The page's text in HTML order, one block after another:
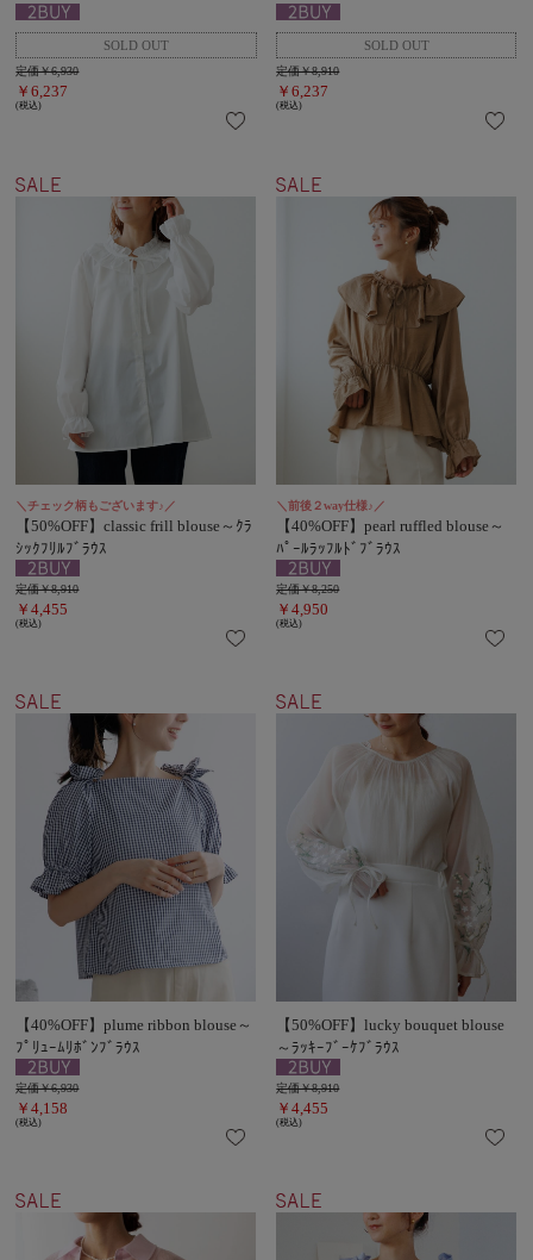
定価￥6,930
￥6,237
(税込)
定価￥8,910
￥6,237
(税込)
＼チェック柄もございます♪／
【50%OFF】classic frill blouse～ｸﾗ
ｼｯｸﾌﾘﾙﾌﾞﾗｳｽ
定価￥8,910
￥4,455
(税込)
＼前後２way仕様♪／
【40%OFF】pearl ruffled blouse～
ﾊﾟｰﾙﾗｯﾌﾙﾄﾞﾌﾞﾗｳｽ
定価￥8,250
￥4,950
(税込)
【40%OFF】plume ribbon blouse～
ﾌﾟﾘｭｰﾑﾘﾎﾞﾝﾌﾞﾗｳｽ
定価￥6,930
￥4,158
(税込)
【50%OFF】lucky bouquet blouse
～ﾗｯｷｰﾌﾞｰｹﾌﾞﾗｳｽ
定価￥8,910
￥4,455
(税込)